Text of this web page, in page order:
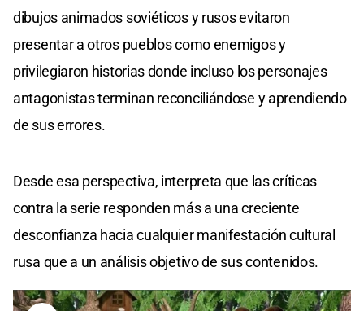
dibujos animados soviéticos y rusos evitaron
presentar a otros pueblos como enemigos y
privilegiaron historias donde incluso los personajes
antagonistas terminan reconciliándose y aprendiendo
de sus errores.
Desde esa perspectiva, interpreta que las críticas
contra la serie responden más a una creciente
desconfianza hacia cualquier manifestación cultural
rusa que a un análisis objetivo de sus contenidos.